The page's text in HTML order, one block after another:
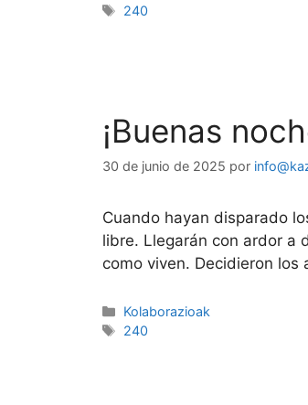
240
¡Buenas
30 de junio de 2025 por
Cuando hayan disparado
libre. Llegarán con ardor a
como viven. Decidieron
Kolaborazioak
240